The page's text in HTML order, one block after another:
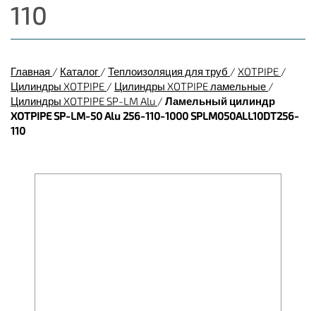
110
Главная / Каталог / Теплоизоляция для труб / XOTPIPE /
Цилиндры XOTPIPE / Цилиндры XOTPIPE ламельные /
Цилиндры XOTPIPE SP-LM Alu / Ламельный цилиндр
XOTPIPE SP-LM-50 Alu 256-110-1000 SPLM050ALL10DT256-
110